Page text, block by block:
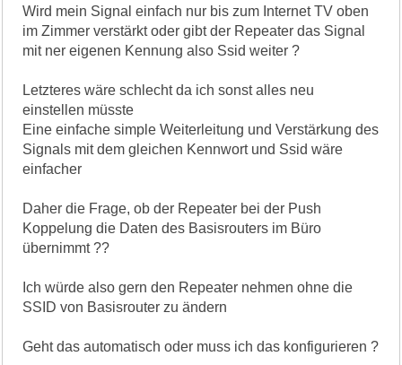
Wird mein Signal einfach nur bis zum Internet TV oben
im Zimmer verstärkt oder gibt der Repeater das Signal
mit ner eigenen Kennung also Ssid weiter ?
Letzteres wäre schlecht da ich sonst alles neu
einstellen müsste
Eine einfache simple Weiterleitung und Verstärkung des
Signals mit dem gleichen Kennwort und Ssid wäre
einfacher
Daher die Frage, ob der Repeater bei der Push
Koppelung die Daten des Basisrouters im Büro
übernimmt ??
Ich würde also gern den Repeater nehmen ohne die
SSID von Basisrouter zu ändern
Geht das automatisch oder muss ich das konfigurieren ?